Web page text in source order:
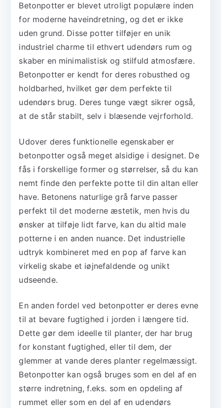
Betonpotter er blevet utroligt populære inden
for moderne haveindretning, og det er ikke
uden grund. Disse potter tilføjer en unik
industriel charme til ethvert udendørs rum og
skaber en minimalistisk og stilfuld atmosfære.
Betonpotter er kendt for deres robusthed og
holdbarhed, hvilket gør dem perfekte til
udendørs brug. Deres tunge vægt sikrer også,
at de står stabilt, selv i blæsende vejrforhold.
Udover deres funktionelle egenskaber er
betonpotter også meget alsidige i designet. De
fås i forskellige former og størrelser, så du kan
nemt finde den perfekte potte til din altan eller
have. Betonens naturlige grå farve passer
perfekt til det moderne æstetik, men hvis du
ønsker at tilføje lidt farve, kan du altid male
potterne i en anden nuance. Det industrielle
udtryk kombineret med en pop af farve kan
virkelig skabe et iøjnefaldende og unikt
udseende.
En anden fordel ved betonpotter er deres evne
til at bevare fugtighed i jorden i længere tid.
Dette gør dem ideelle til planter, der har brug
for konstant fugtighed, eller til dem, der
glemmer at vande deres planter regelmæssigt.
Betonpotter kan også bruges som en del af en
større indretning, f.eks. som en opdeling af
rummet eller som en del af en udendørs